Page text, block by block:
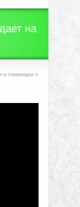
на
и семинары »